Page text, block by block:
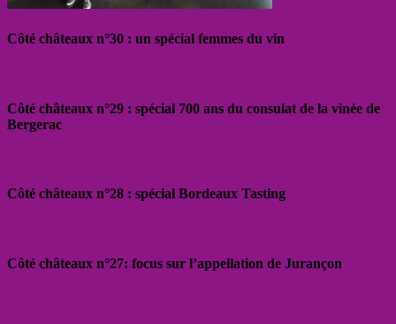
Côté châteaux n°30 : un spécial femmes du vin
Côté châteaux n°29 : spécial 700 ans du consulat de la vinée de
Bergerac
Côté châteaux n°28 : spécial Bordeaux Tasting
Côté châteaux n°27: focus sur l’appellation de Jurançon